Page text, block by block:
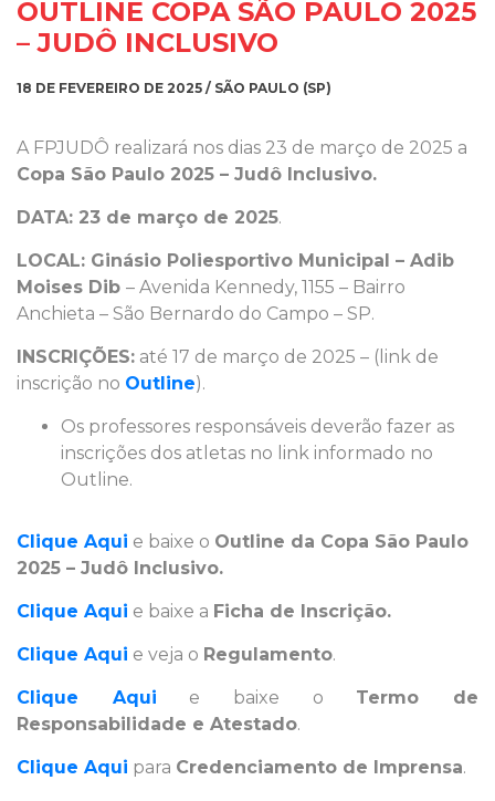
OUTLINE COPA SÃO PAULO 2025
– JUDÔ INCLUSIVO
18 DE FEVEREIRO DE 2025 / SÃO PAULO (SP)
A FPJUDÔ realizará nos dias 23 de março de 2025 a
Copa São Paulo 2025 – Judô Inclusivo.
DATA: 23 de março de 2025.
LOCAL: Ginásio Poliesportivo Municipal – Adib
Moises Dib – Avenida Kennedy, 1155 – Bairro
Anchieta – São Bernardo do Campo – SP.
INSCRIÇÕES: até 17 de março de 2025 – (link de
inscrição no Outline).
Os professores responsáveis deverão fazer as
inscrições dos atletas no link informado no
Outline.
Clique Aqui e baixe o Outline da Copa São Paulo
2025 – Judô Inclusivo.
Clique Aqui e baixe a Ficha de Inscrição.
Clique Aqui e veja o Regulamento.
Clique Aqui e baixe o Termo de
Responsabilidade e Atestado.
Clique Aqui para Credenciamento de Imprensa.